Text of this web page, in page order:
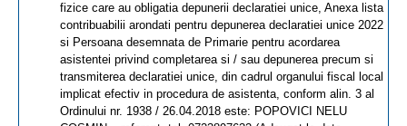
fizice care au obligatia depunerii declaratiei unice, Anexa lista
contribuabilii arondati pentru depunerea declaratiei unice 2022
si Persoana desemnata de Primarie pentru acordarea
asistentei privind completarea si / sau depunerea precum si
transmiterea declaratiei unice, din cadrul organului fiscal local
implicat efectiv in procedura de asistenta, conform alin. 3 al
Ordinului nr. 1938 / 26.04.2018 este: POPOVICI NELU